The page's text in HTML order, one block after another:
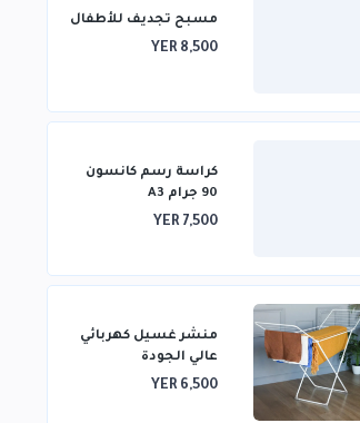
مسبح تجديف للأطفال
YER 8,500
كراسة رسم كانسون
90 جرام A3
YER 7,500
منشر غسيل كهربائي
عالي الجودة
YER 6,500